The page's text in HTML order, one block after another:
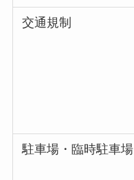
交通規制
駐車場・臨時駐車場